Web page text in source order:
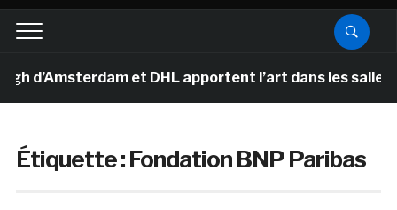
et DHL apportent l’art dans les salles de
Étiquette :Fondation BNP Paribas